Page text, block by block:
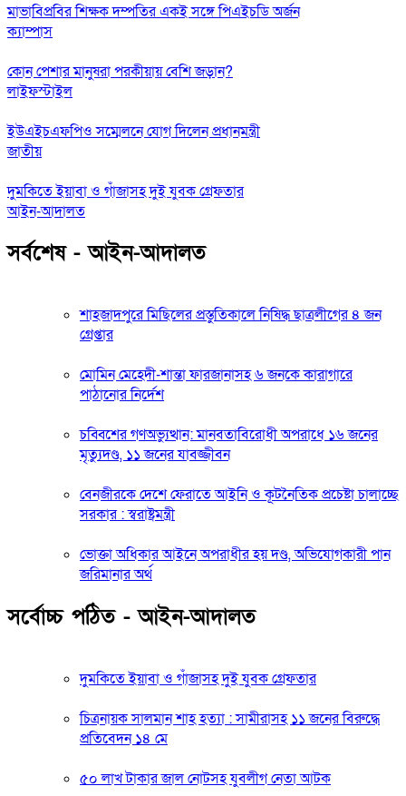
মাভাবিপ্রবির শিক্ষক দম্পতির একই সঙ্গে পিএইচডি অর্জন
ক্যাম্পাস
কোন পেশার মানুষরা পরকীয়ায় বেশি জড়ান?
লাইফস্টাইল
ইউএইচএফপিও সম্মেলনে যোগ দিলেন প্রধানমন্ত্রী
জাতীয়
দুমকিতে ইয়াবা ও গাঁজাসহ দুই যুবক গ্রেফতার
আইন-আদালত
সর্বশেষ - আইন-আদালত
শাহজাদপুরে মিছিলের প্রস্তুতিকালে নিষিদ্ধ ছাত্রলীগের ৪ জন
গ্রেপ্তার
মোমিন মেহেদী-শান্তা ফারজানাসহ ৬ জনকে কারাগারে
পাঠানোর নির্দেশ
চব্বিশের গণঅভ্যুত্থান: মানবতাবিরোধী অপরাধে ১৬ জনের
মৃত্যুদণ্ড, ১১ জনের যাবজ্জীবন
বেনজীরকে দেশে ফেরাতে আইনি ও কূটনৈতিক প্রচেষ্টা চালাচ্ছে
সরকার : স্বরাষ্ট্রমন্ত্রী
ভোক্তা অধিকার আইনে অপরাধীর হয় দণ্ড, অভিযোগকারী পান
জরিমানার অর্থ
সর্বোচ্চ পঠিত - আইন-আদালত
দুমকিতে ইয়াবা ও গাঁজাসহ দুই যুবক গ্রেফতার
চিত্রনায়ক সালমান শাহ হত্যা : সামীরাসহ ১১ জনের বিরুদ্ধে
প্রতিবেদন ১৪ মে
৫০ লাখ টাকার জাল নোটসহ যুবলীগ নেতা আটক